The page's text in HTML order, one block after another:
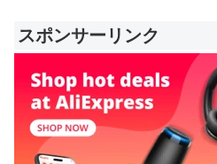
スポンサーリンク